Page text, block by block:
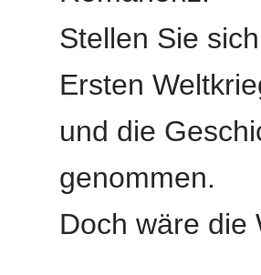
Stellen Sie
Ersten
und die
genommen.
Doch wäre die